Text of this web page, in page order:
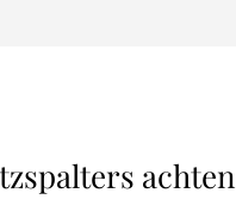
achten